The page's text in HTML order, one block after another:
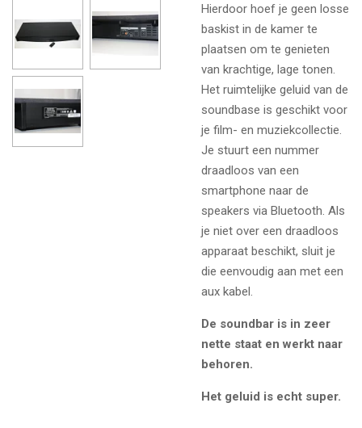
Hierdoor hoef je geen losse
baskist in de kamer te
plaatsen om te genieten
van krachtige, lage tonen.
Het ruimtelijke geluid van de
soundbase is geschikt voor
je film- en muziekcollectie.
Je stuurt een nummer
draadloos van een
smartphone naar de
speakers via Bluetooth. Als
je niet over een draadloos
apparaat beschikt, sluit je
die eenvoudig aan met een
aux kabel.
De soundbar is in zeer
nette staat en werkt naar
behoren.
Het geluid is echt super.